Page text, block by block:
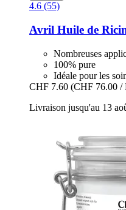
4.6 (55)
Avril Huile de
Nombreuses
100% pure
Idéale pour les
CHF 7.60 (CHF 76.00 /
Livraison jusqu'au 13